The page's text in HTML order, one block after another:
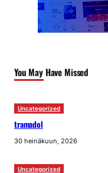
You May Have Missed
Uncategorized
tramadol
30 heinäkuun, 2026
Uncategorized